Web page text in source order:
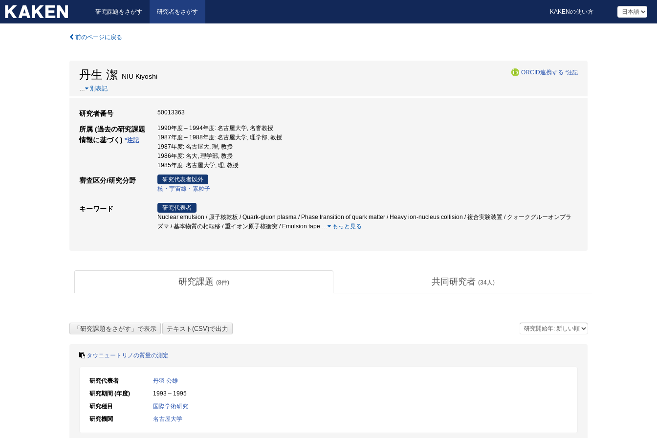
研究課題をさがす 研究者をさがす KAKENの使い方
前のページに戻る
丹生 潔 NIU Kiyoshi ORCID連携する *注記
… 別表記
研究者番号 50013363
所属 (過去の研究課題
情報に基づく) *注記
1990年度 – 1994年度: 名古屋大学, 名誉教授
1987年度 – 1988年度: 名古屋大学, 理学部, 教授
1987年度: 名古屋大, 理, 教授
1986年度: 名大, 理学部, 教授
1985年度: 名古屋大学, 理, 教授
審査区分/研究分野
研究代表者以外
核・宇宙線・素粒子
キーワード
研究代表者
Nuclear emulsion / 原子核乾板 / Quark-gluon plasma / Phase transition of quark matter / Heavy ion-nucleus collision / 複合実験装置 / クォークグルーオンプラ
ズマ / 基本物質の相転移 / 重イオン原子核衝突 / Emulsion tape … もっと見る
研究課題 (8件) 共同研究者 (34人)
タウニュートリノの質量の測定
研究代表者
丹羽 公雄
研究期間 (年度)
1993 – 1995
研究種目
国際学術研究
研究機関
名古屋大学